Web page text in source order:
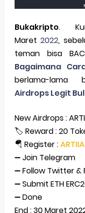
Cara Menggunakan
Bagaimana
Google Play Wajibkan Pengembang
Meme Coin dan GameFi:
5 Rekomendasi Koin
Trump Izinkan Aset Kripto
Jumlah
5 Istilah baru Crypto
Bukakripto.
Maret 2022,
teman bisa
Bagaimana
berlama-lama
Airdrops Legit
New Airdrops :
🏷 Reward : 20
🪂 Register :
➖ Join Telegram
➖ Follow Twitter
➖ Submit ETH
➖ Done
End : 30 Maret